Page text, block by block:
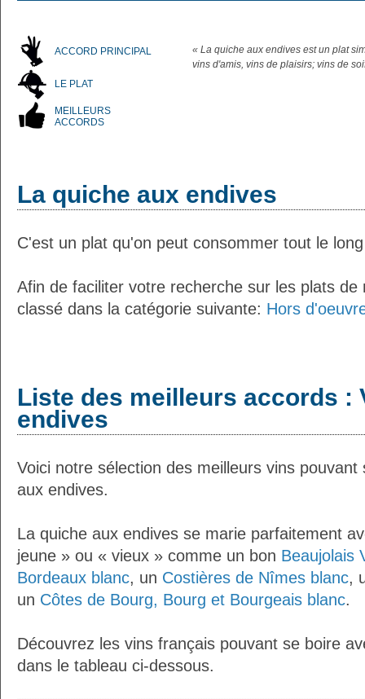
ACCORD PRINCIPAL
LE PLAT
MEILLEURS
ACCORDS
« La quiche aux endives est un plat
vins d'amis, vins de plaisirs; vins de
La quiche aux endives
C'est un plat qu'on peut consommer tout le
Afin de faciliter votre recherche sur les plats
classé dans la catégorie suivante: Hors
Liste des meilleurs accords :
endives
Voici notre sélection des meilleurs vins
aux endives.
La quiche aux endives se marie parfaitement
jeune » ou « vieux » comme un bon Beaujolais
Bordeaux blanc, un Costières de Nîmes blanc,
un Côtes de Bourg, Bourg et Bourgeais blanc.
Découvrez les vins français pouvant se boire
dans le tableau ci-dessous.